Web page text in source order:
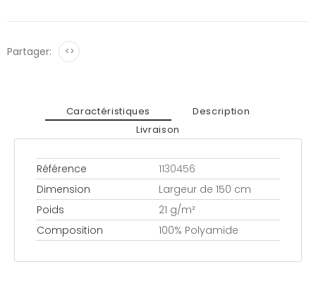
Partager: <>
Caractéristiques
Description
Livraison
Référence
1130456
Dimension
Largeur de 150 cm
Poids
21 g/m²
Composition
100% Polyamide